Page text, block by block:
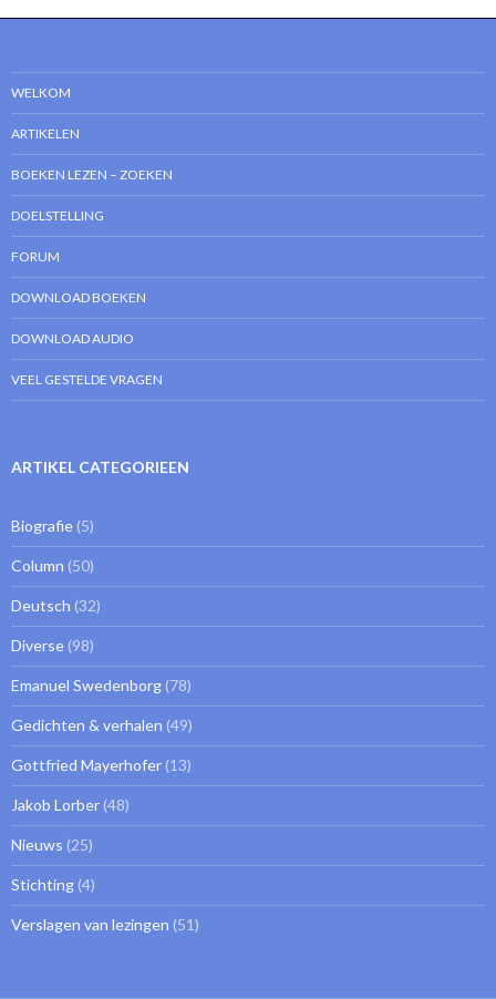
WELKOM
ARTIKELEN
BOEKEN LEZEN – ZOEKEN
DOELSTELLING
FORUM
DOWNLOAD BOEKEN
DOWNLOAD AUDIO
VEEL GESTELDE VRAGEN
ARTIKEL CATEGORIEEN
Biografie (5)
Column (50)
Deutsch (32)
Diverse (98)
Emanuel Swedenborg (78)
Gedichten & verhalen (49)
Gottfried Mayerhofer (13)
Jakob Lorber (48)
Nieuws (25)
Stichting (4)
Verslagen van lezingen (51)